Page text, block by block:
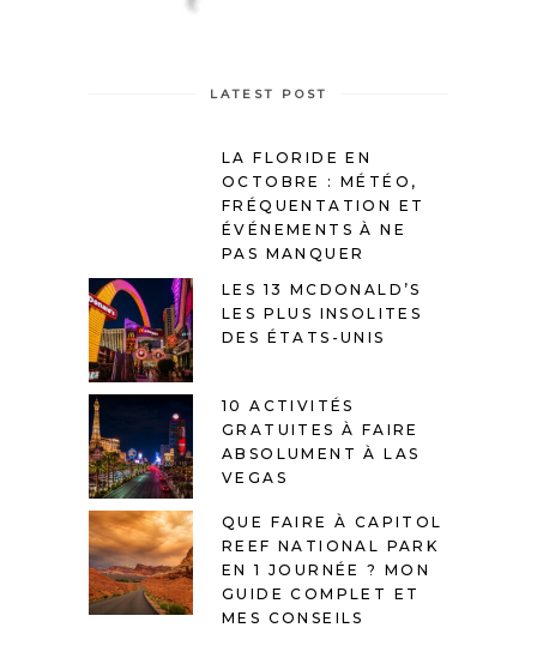
LATEST POST
LA FLORIDE EN
OCTOBRE : MÉTÉO,
FRÉQUENTATION ET
ÉVÉNEMENTS À NE
PAS MANQUER
LES 13 MCDONALD’S
LES PLUS INSOLITES
DES ÉTATS-UNIS
10 ACTIVITÉS
GRATUITES À FAIRE
ABSOLUMENT À LAS
VEGAS
QUE FAIRE À CAPITOL
REEF NATIONAL PARK
EN 1 JOURNÉE ? MON
GUIDE COMPLET ET
MES CONSEILS